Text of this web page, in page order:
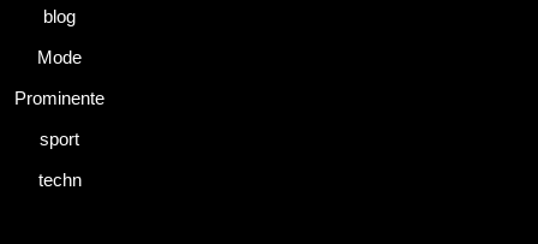
blog
Mode
Prominente
sport
techn